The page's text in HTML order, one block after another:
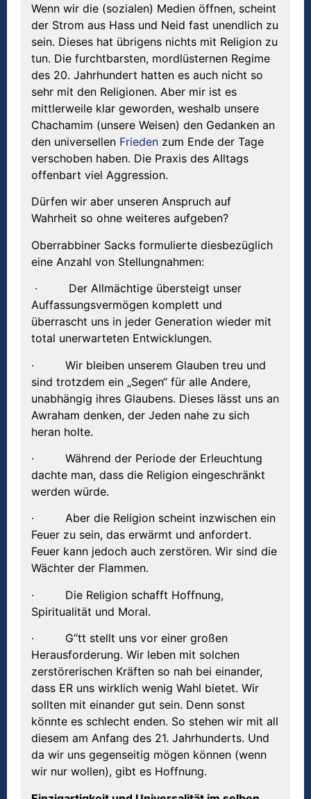
Wenn wir die (sozialen) Medien öffnen, scheint
der Strom aus Hass und Neid fast unendlich zu
sein. Dieses hat übrigens nichts mit Religion zu
tun. Die furchtbarsten, mordlüsternen Regime
des 20. Jahrhundert hatten es auch nicht so
sehr mit den Religionen. Aber mir ist es
mittlerweile klar geworden, weshalb unsere
Chachamim (unsere Weisen) den Gedanken an
den universellen Frieden zum Ende der Tage
verschoben haben. Die Praxis des Alltags
offenbart viel Aggression.
Dürfen wir aber unseren Anspruch auf
Wahrheit so ohne weiteres aufgeben?
Oberrabbiner Sacks formulierte diesbezüglich
eine Anzahl von Stellungnahmen:
· Der Allmächtige übersteigt unser
Auffassungsvermögen komplett und
überrascht uns in jeder Generation wieder mit
total unerwarteten Entwicklungen.
· Wir bleiben unserem Glauben treu und
sind trotzdem ein „Segen“ für alle Andere,
unabhängig ihres Glaubens. Dieses lässt uns an
Awraham denken, der Jeden nahe zu sich
heran holte.
· Während der Periode der Erleuchtung
dachte man, dass die Religion eingeschränkt
werden würde.
· Aber die Religion scheint inzwischen ein
Feuer zu sein, das erwärmt und anfordert.
Feuer kann jedoch auch zerstören. Wir sind die
Wächter der Flammen.
· Die Religion schafft Hoffnung,
Spiritualität und Moral.
· G“tt stellt uns vor einer großen
Herausforderung. Wir leben mit solchen
zerstörerischen Kräften so nah bei einander,
dass ER uns wirklich wenig Wahl bietet. Wir
sollten mit einander gut sein. Denn sonst
könnte es schlecht enden. So stehen wir mit all
diesem am Anfang des 21. Jahrhunderts. Und
da wir uns gegenseitig mögen können (wenn
wir nur wollen), gibt es Hoffnung.